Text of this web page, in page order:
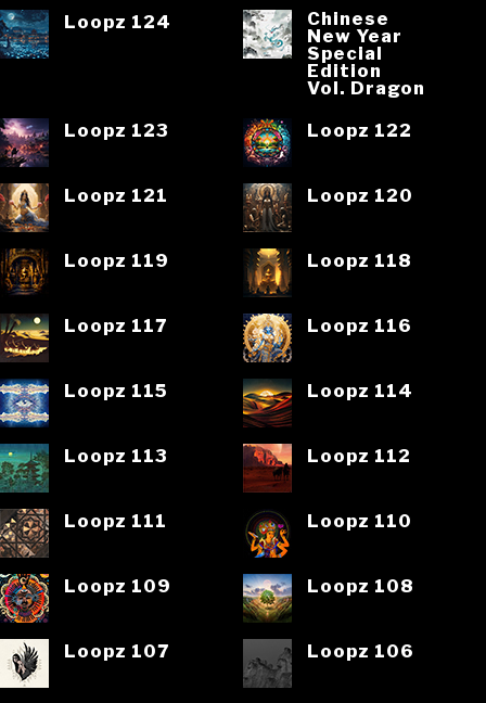
Loopz 124
Chinese
New Year
Special
Edition
Vol. Dragon
Loopz 123
Loopz 122
Loopz 121 Loopz 120
Loopz 119 Loopz 118
Loopz 117 Loopz 116
Loopz 115 Loopz 114
Loopz 113 Loopz 112
Loopz 111 Loopz 110
Loopz 109 Loopz 108
Loopz 107 Loopz 106